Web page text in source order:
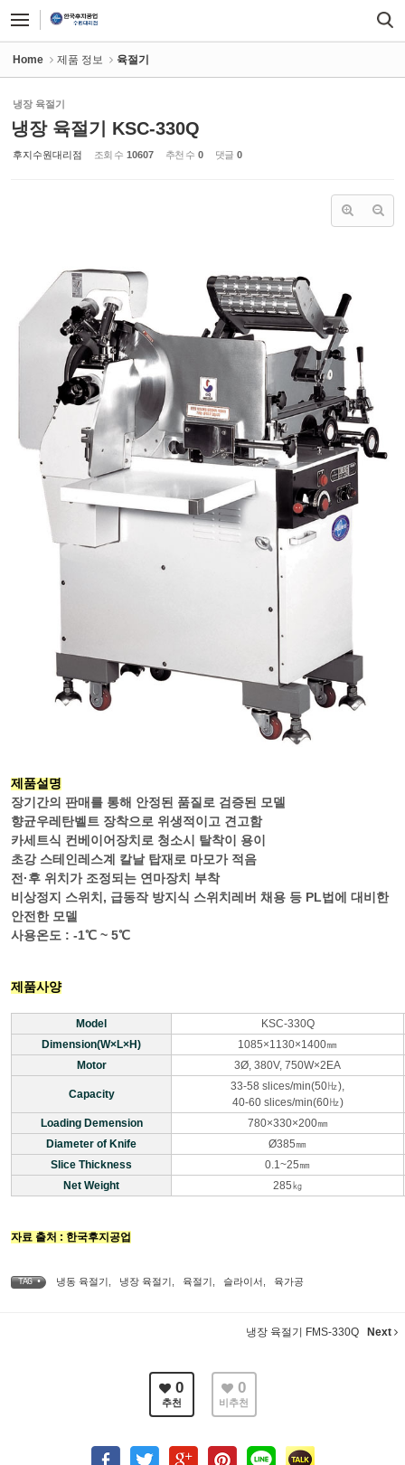
Home 제품 정보 육절기
냉장 육절기
냉장 육절기 KSC-330Q
후지수원대리점 조회 수 10607 추천 수 0 댓글 0
제품설명
장기간의 판매를 통해 안정된 품질로 검증된 모델
향균우레탄벨트 장착으로 위생적이고 견고함
카세트식 컨베이어장치로 청소시 탈착이 용이
초강 스테인레스계 칼날 탑재로 마모가 적음
전·후 위치가 조정되는 연마장치 부착
비상정지 스위치, 급동작 방지식 스위치레버 채용 등 PL법에 대비한
안전한 모델
사용온도 : -1℃ ~ 5℃
제품사양
Model
KSC-330Q
Dimension(W×L×H)
1085×1130×1400㎜
Motor
3Ø, 380V, 750W×2EA
Capacity
33-58 slices/min(50㎐),
40-60 slices/min(60㎐)
Loading Demension
780×330×200㎜
Diameter of Knife
Ø385㎜
Slice Thickness
0.1~25㎜
Net Weight
285㎏
자료 출처 : 한국후지공업
TAG • 냉동 육절기 냉장 육절기 육절기 슬라이서 육가공
냉장 육절기 FMS-330Q Next
0
추천
0
비추천